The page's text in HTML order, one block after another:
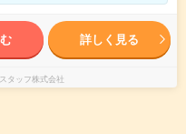
詳しく見る
タッフ株式会社